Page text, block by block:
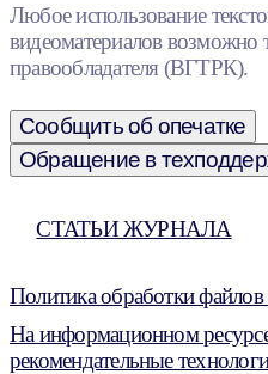
Любое использование
видеоматериалов возможно
правообладателя (ВГТРК).
Сообщить об опечатке
Обращение в
СТАТЬИ ЖУРНАЛА
Политика обработки
На информационном
рекомендательные